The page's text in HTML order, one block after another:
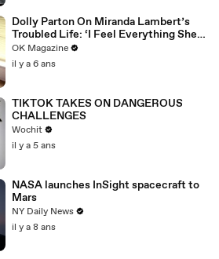
Dolly Parton On Miranda Lambert’s
Troubled Life: ‘I Feel Everything She
Writes’: Watch REELZ Doc
OK Magazine
il y a 6 ans
TIKTOK TAKES ON DANGEROUS
CHALLENGES
Wochit
il y a 5 ans
NASA launches InSight spacecraft to
Mars
NY Daily News
il y a 8 ans